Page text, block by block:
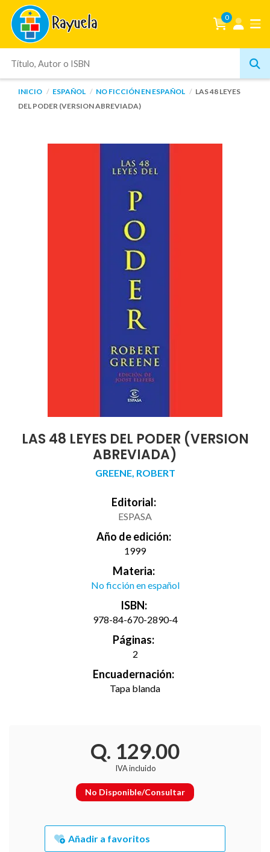
0
INICIO ESPAÑOL NO FICCIÓN EN ESPAÑOL
LAS 48 LEYES
DEL PODER (VERSION ABREVIADA)
LAS 48 LEYES DEL PODER (VERSION
ABREVIADA)
GREENE, ROBERT
Editorial:
ESPASA
Año de edición:
1999
Materia:
No ficción en español
ISBN:
978-84-670-2890-4
Páginas:
2
Encuadernación:
Tapa blanda
Q. 129.00
IVA incluido
No Disponible/Consultar
Añadir a favoritos